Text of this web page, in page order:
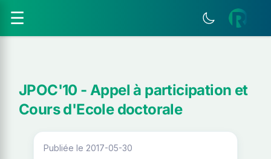
☰
JPOC'10 - Appel à participation et
Cours d'Ecole doctorale
Publiée le 2017-05-30